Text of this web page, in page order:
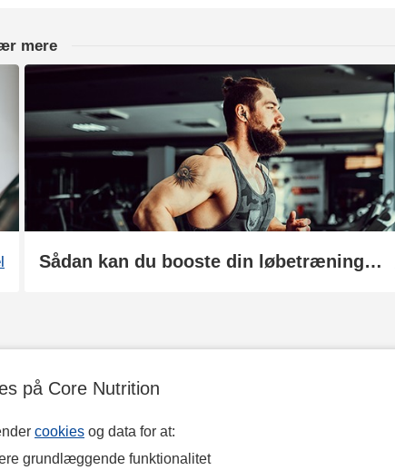
på Core Nutrition
cookies og data for at:
grundlæggende funktionalitet
mere
Sådan kan du booste din løbetræning og restitution med kosttilskud